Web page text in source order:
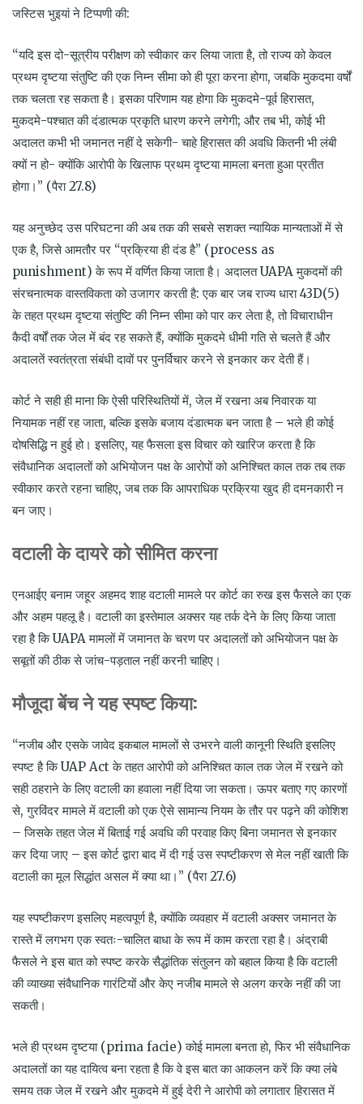
जस्टिस भुइयां ने टिप्पणी की:
“यदि इस दो-सूत्रीय परीक्षण को स्वीकार कर लिया जाता है, तो राज्य को केवल
प्रथम दृष्टया संतुष्टि की एक निम्न सीमा को ही पूरा करना होगा, जबकि मुकदमा वर्षों
तक चलता रह सकता है। इसका परिणाम यह होगा कि मुकदमे-पूर्व हिरासत,
मुकदमे-पश्चात की दंडात्मक प्रकृति धारण करने लगेगी; और तब भी, कोई भी
अदालत कभी भी जमानत नहीं दे सकेगी- चाहे हिरासत की अवधि कितनी भी लंबी
क्यों न हो- क्योंकि आरोपी के खिलाफ प्रथम दृष्टया मामला बनता हुआ प्रतीत
होगा।” (पैरा 27.8)
यह अनुच्छेद उस परिघटना की अब तक की सबसे सशक्त न्यायिक मान्यताओं में से
एक है, जिसे आमतौर पर “प्रक्रिया ही दंड है” (process as
punishment) के रूप में वर्णित किया जाता है। अदालत UAPA मुकदमों की
संरचनात्मक वास्तविकता को उजागर करती है: एक बार जब राज्य धारा 43D(5)
के तहत प्रथम दृष्टया संतुष्टि की निम्न सीमा को पार कर लेता है, तो विचाराधीन
कैदी वर्षों तक जेल में बंद रह सकते हैं, क्योंकि मुकदमे धीमी गति से चलते हैं और
अदालतें स्वतंत्रता संबंधी दावों पर पुनर्विचार करने से इनकार कर देती हैं।
कोर्ट ने सही ही माना कि ऐसी परिस्थितियों में, जेल में रखना अब निवारक या
नियामक नहीं रह जाता, बल्कि इसके बजाय दंडात्मक बन जाता है – भले ही कोई
दोषसिद्धि न हुई हो। इसलिए, यह फैसला इस विचार को खारिज करता है कि
संवैधानिक अदालतों को अभियोजन पक्ष के आरोपों को अनिश्चित काल तक तब तक
स्वीकार करते रहना चाहिए, जब तक कि आपराधिक प्रक्रिया खुद ही दमनकारी न
बन जाए।
वटाली के दायरे को सीमित करना
एनआईए बनाम जहूर अहमद शाह वटाली मामले पर कोर्ट का रुख इस फैसले का एक
और अहम पहलू है। वटाली का इस्तेमाल अक्सर यह तर्क देने के लिए किया जाता
रहा है कि UAPA मामलों में जमानत के चरण पर अदालतों को अभियोजन पक्ष के
सबूतों की ठीक से जांच-पड़ताल नहीं करनी चाहिए।
मौजूदा बेंच ने यह स्पष्ट किया:
“नजीब और एसके जावेद इकबाल मामलों से उभरने वाली कानूनी स्थिति इसलिए
स्पष्ट है कि UAP Act के तहत आरोपी को अनिश्चित काल तक जेल में रखने को
सही ठहराने के लिए वटाली का हवाला नहीं दिया जा सकता। ऊपर बताए गए कारणों
से, गुरविंदर मामले में वटाली को एक ऐसे सामान्य नियम के तौर पर पढ़ने की कोशिश
– जिसके तहत जेल में बिताई गई अवधि की परवाह किए बिना जमानत से इनकार
कर दिया जाए – इस कोर्ट द्वारा बाद में दी गई उस स्पष्टीकरण से मेल नहीं खाती कि
वटाली का मूल सिद्धांत असल में क्या था।” (पैरा 27.6)
यह स्पष्टीकरण इसलिए महत्वपूर्ण है, क्योंकि व्यवहार में वटाली अक्सर जमानत के
रास्ते में लगभग एक स्वतः-चालित बाधा के रूप में काम करता रहा है। अंद्राबी
फैसले ने इस बात को स्पष्ट करके सैद्धांतिक संतुलन को बहाल किया है कि वटाली
की व्याख्या संवैधानिक गारंटियों और केए नजीब मामले से अलग करके नहीं की जा
सकती।
भले ही प्रथम दृष्टया (prima facie) कोई मामला बनता हो, फिर भी संवैधानिक
अदालतों का यह दायित्व बना रहता है कि वे इस बात का आकलन करें कि क्या लंबे
समय तक जेल में रखने और मुकदमे में हुई देरी ने आरोपी को लगातार हिरासत में